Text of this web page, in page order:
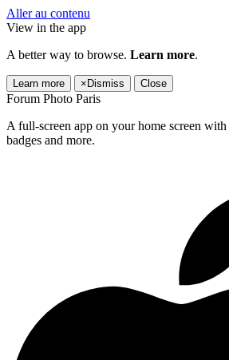
Aller au contenu
View in the app
A better way to browse. Learn more.
Learn more × Dismiss Close
Forum Photo Paris
A full-screen app on your home screen
badges and more.